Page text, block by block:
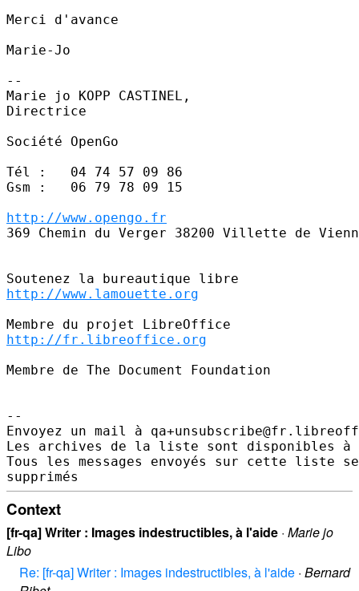
Merci d'avance
Marie-Jo
--
Marie jo KOPP CASTINEL,
Directrice
Société OpenGo
Tél :   04 74 57 09 86
Gsm :   06 79 78 09 15
http://www.opengo.fr
369 Chemin du Verger 38200 Villette de
http://www.lamouette.org
http://fr.libreoffice.org
Membre de The Document Foundation
--
Envoyez un mail à
Les archives de la liste sont disponibles à
Tous les messages envoyés sur cette liste
Context
[fr-qa] Writer : Images indestructibles, à l'aide · Marie jo
Libo
Re: [fr-qa] Writer : Images indestructibles, à l'aide · Bernard